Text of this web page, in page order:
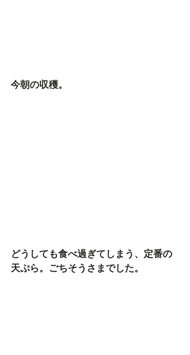
今朝の収穫。
どうしても食べ過ぎてしまう、 定番の
天ぷら。ごちそうさまでした。